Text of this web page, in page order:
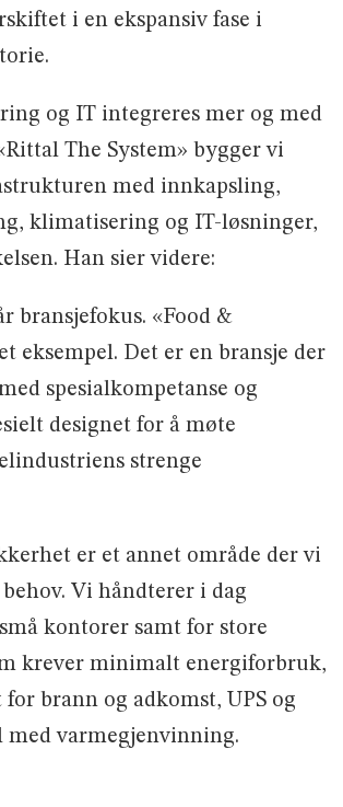
i en ekspansiv fase i
og IT integreres mer og med
The System» bygger vi
med innkapsling,
klimatisering og IT-løsninger,
Han sier videre:
bransjefokus. «Food &
eksempel. Det er en bransje der
spesialkompetanse og
designet for å møte
strenge
er et annet område der vi
Vi håndterer i dag
kontorer samt for store
krever minimalt energiforbruk,
brann og adkomst, UPS og
varmegjenvinning.